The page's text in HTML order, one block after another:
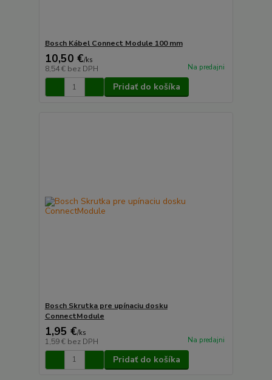
Bosch Kábel Connect Module 100 mm
10,50 €/ks
8,54 € bez DPH Na predajni
Pridať do košíka
Bosch Skrutka pre upínaciu dosku
ConnectModule
1,95 €/ks
1,59 € bez DPH Na predajni
Pridať do košíka